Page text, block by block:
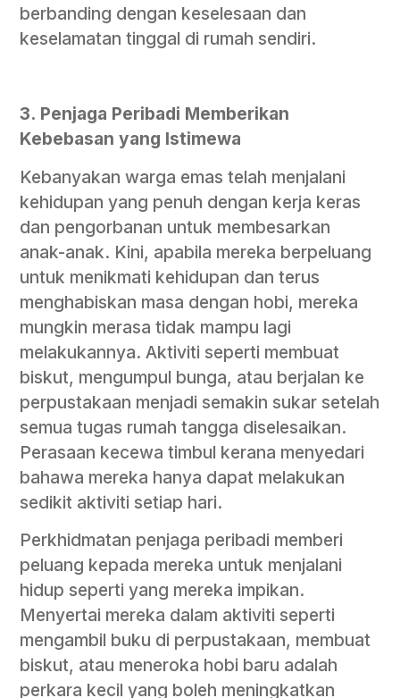
berbanding dengan keselesaan dan
keselamatan tinggal di rumah sendiri.
3. Penjaga Peribadi Memberikan
Kebebasan yang Istimewa
Kebanyakan warga emas telah menjalani
kehidupan yang penuh dengan kerja keras
dan pengorbanan untuk membesarkan
anak-anak. Kini, apabila mereka berpeluang
untuk menikmati kehidupan dan terus
menghabiskan masa dengan hobi, mereka
mungkin merasa tidak mampu lagi
melakukannya. Aktiviti seperti membuat
biskut, mengumpul bunga, atau berjalan ke
perpustakaan menjadi semakin sukar setelah
semua tugas rumah tangga diselesaikan.
Perasaan kecewa timbul kerana menyedari
bahawa mereka hanya dapat melakukan
sedikit aktiviti setiap hari.
Perkhidmatan penjaga peribadi memberi
peluang kepada mereka untuk menjalani
hidup seperti yang mereka impikan.
Menyertai mereka dalam aktiviti seperti
mengambil buku di perpustakaan, membuat
biskut, atau meneroka hobi baru adalah
perkara kecil yang boleh meningkatkan